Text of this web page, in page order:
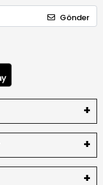
Gönder